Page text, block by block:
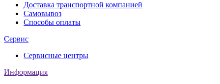
Доставка транспортной компанией
Самовывоз
Способы оплаты
Сервис
Сервисные центры
Информация